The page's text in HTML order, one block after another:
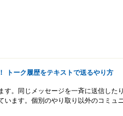
トーク履歴をテキストで送るやり方
す。同じメッセージを一斉に送信した
います。個別のやり取り以外のコミュ